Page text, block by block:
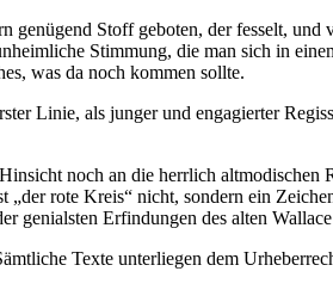
genügend Stoff geboten, der fesselt,
Stimmung, die man sich in
was da noch kommen sollte.
Linie, als junger und engagierter
noch an die herrlich altmodischen
„der rote Kreis“ nicht, sondern ein
genialsten Erfindungen des alten
Texte unterliegen dem